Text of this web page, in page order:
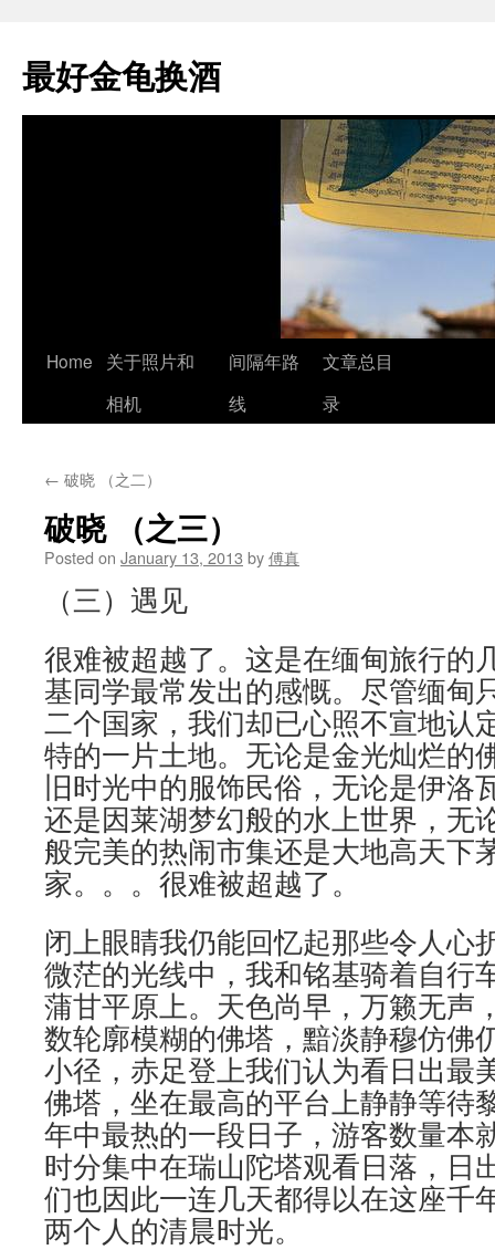
最好金龟换酒
Skip
Home
关于照片和
相机
间隔年路
线
文章总目
录
← 破晓 （之二）
破晓 （之三）
Posted on January 13, 2013 by傅真
（三）遇见
很难被超越了。这是在缅甸旅行的
基同学最常发出的感慨。尽管缅甸
二个国家，我们却已心照不宣地认
特的一片土地。无论是金光灿烂的
旧时光中的服饰民俗，无论是伊洛
还是因莱湖梦幻般的水上世界，无
般完美的热闹市集还是大地高天下
家。。。很难被超越了。
闭上眼睛我仍能回忆起那些令人心
微茫的光线中，我和铭基骑着自行
蒲甘平原上。天色尚早，万籁无声
数轮廓模糊的佛塔，黯淡静穆仿佛
小径，赤足登上我们认为看日出最
佛塔，坐在最高的平台上静静等待
年中最热的一段日子，游客数量本
时分集中在瑞山陀塔观看日落，日
们也因此一连几天都得以在这座千
两个人的清晨时光。